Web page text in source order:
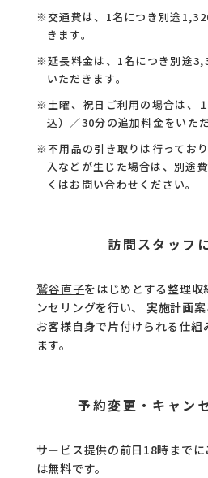
※交通費は、1名につき別途
きます。
※延長料金は、1名につき別途
いただきます。
※土曜、祝日ご利用の場合は、
込）／30分の追加料金をいただ
※不用品の引き取りは行ってお
入などが生じた場合は、別途
くはお問い合わせください。
訪問スタッフ
鷲谷直子をはじめとする整理
ンセリングを行い、
実施計画案
お客様自身で片付けられる仕組
ます。
予約変更・キャン
サービス提供の前日18時まで
は無料です。